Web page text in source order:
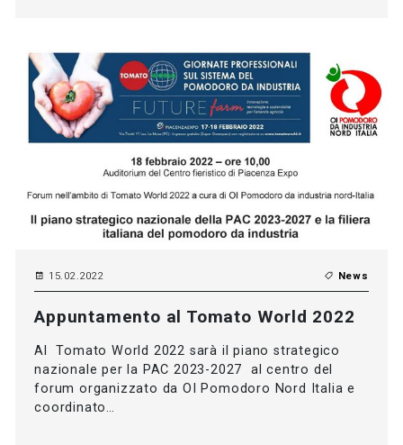
15.02.2022 News
Appuntamento al Tomato World 2022
Al Tomato World 2022 sarà il piano strategico
nazionale per la PAC 2023-2027 al centro del
forum organizzato da OI Pomodoro Nord Italia e
coordinato…